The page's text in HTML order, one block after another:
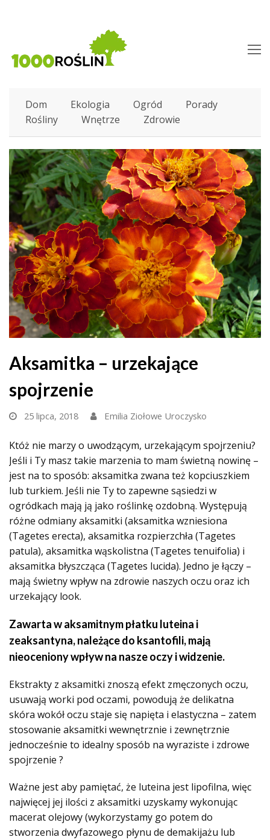
Dom Ekologia Ogród
Porady
Rośliny
Wnętrze Zdrowie
Aksamitka – urzekające
spojrzenie
25 lipca, 2018 Emilia Ziołowe Uroczysko
Któż nie marzy o uwodzącym, urzekającym spojrzeniu?
Jeśli i Ty masz takie marzenia to mam świetną nowinę –
jest na to sposób: aksamitka zwana też kopciuszkiem
lub turkiem. Jeśli nie Ty to zapewne sąsiedzi w
ogródkach mają ją jako roślinkę ozdobną. Występują
różne odmiany aksamitki (aksamitka wzniesiona
(Tagetes erecta), aksamitka rozpierzchła (Tagetes
patula), aksamitka wąskolistna (Tagetes tenuifolia) i
aksamitka błyszcząca (Tagetes lucida). Jedno je łączy –
mają świetny wpływ na zdrowie naszych oczu oraz ich
urzekający look.
Zawarta w aksamitnym płatku luteina i
zeaksantyna, należące do ksantofili, mają
nieoceniony wpływ na nasze oczy i widzenie.
Ekstrakty z aksamitki znoszą efekt zmęczonych oczu,
usuwają worki pod oczami, powodują że delikatna
skóra wokół oczu staje się napięta i elastyczna – zatem
stosowanie aksamitki wewnętrznie i zewnętrznie
jednocześnie to idealny sposób na wyraziste i zdrowe
spojrzenie ?
Ważne jest aby pamiętać, że luteina jest lipofilna, więc
najwięcej jej ilości z aksamitki uzyskamy wykonując
macerat olejowy (wykorzystamy go potem do
stworzenia dwyfazowego płynu de demakijażu lub